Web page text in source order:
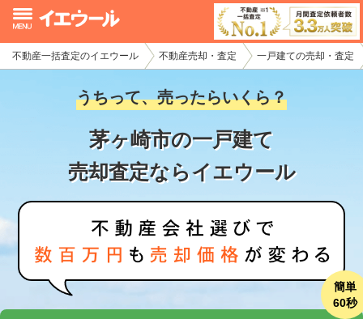
不動産一括査定のイエウール 不動産売却・査定 一戸建ての売却・査定
うちって、売ったらいくら？
茅ヶ崎市の一戸建て
売却査定ならイエウール
簡単
60秒
イエウール加盟希望の不動産会社様
初めての方へ
不動産売却の流れ
不動産の売却・一括査定
家査定シミュレーター
お問い合わせ